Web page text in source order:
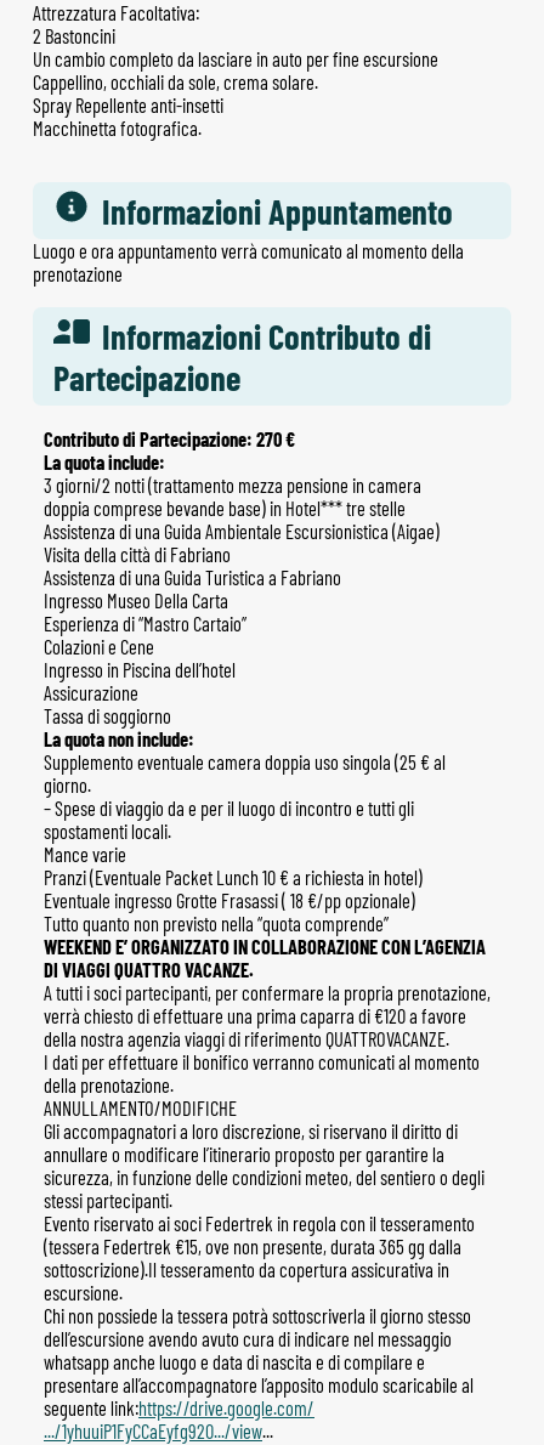
Attrezzatura Facoltativa:
2 Bastoncini
Un cambio completo da lasciare in auto per fine escursione
Cappellino, occhiali da sole, crema solare.
Spray Repellente anti-insetti
Macchinetta fotografica.
Informazioni Appuntamento
Luogo e ora appuntamento verrà comunicato al momento della
prenotazione
Informazioni Contributo di
Partecipazione
Contributo di Partecipazione: 270 €
La quota include:
3 giorni/2 notti (trattamento mezza pensione in camera
doppia comprese bevande base) in Hotel*** tre stelle
Assistenza di una Guida Ambientale Escursionistica (Aigae)
Visita della città di Fabriano
Assistenza di una Guida Turistica a Fabriano
Ingresso Museo Della Carta
Esperienza di “Mastro Cartaio”
Colazioni e Cene
Ingresso in Piscina dell’hotel
Assicurazione
Tassa di soggiorno
La quota non include:
Supplemento eventuale camera doppia uso singola (25 € al
giorno.
– Spese di viaggio da e per il luogo di incontro e tutti gli
spostamenti locali.
Mance varie
Pranzi (Eventuale Packet Lunch 10 € a richiesta in hotel)
Eventuale ingresso Grotte Frasassi ( 18 €/pp opzionale)
Tutto quanto non previsto nella “quota comprende”
WEEKEND E’ ORGANIZZATO IN COLLABORAZIONE CON L’AGENZIA
DI VIAGGI QUATTRO VACANZE.
A tutti i soci partecipanti, per confermare la propria prenotazione,
verrà chiesto di effettuare una prima caparra di €120 a favore
della nostra agenzia viaggi di riferimento QUATTROVACANZE.
I dati per effettuare il bonifico verranno comunicati al momento
della prenotazione.
ANNULLAMENTO/MODIFICHE
Gli accompagnatori a loro discrezione, si riservano il diritto di
annullare o modificare l’itinerario proposto per garantire la
sicurezza, in funzione delle condizioni meteo, del sentiero o degli
stessi partecipanti.
Evento riservato ai soci Federtrek in regola con il tesseramento
(tessera Federtrek €15, ove non presente, durata 365 gg dalla
sottoscrizione).Il tesseramento da copertura assicurativa in
escursione.
Chi non possiede la tessera potrà sottoscriverla il giorno stesso
dell’escursione avendo avuto cura di indicare nel messaggio
whatsapp anche luogo e data di nascita e di compilare e
presentare all’accompagnatore l’apposito modulo scaricabile al
seguente link:https://drive.google.com/
.../1yhuuiP1FyCCaEyfg920.../view...